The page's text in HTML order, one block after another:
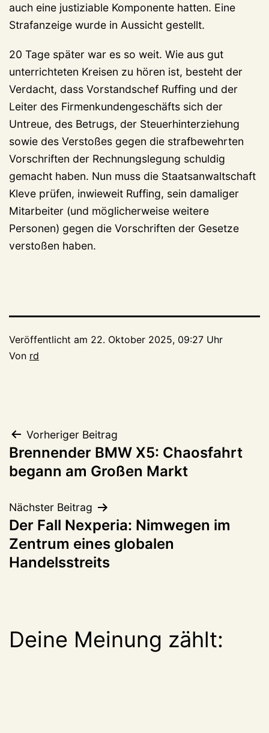
auch eine justiziable Komponente hatten. Eine
Strafanzeige wurde in Aussicht gestellt.
20 Tage später war es so weit. Wie aus gut
unterrichteten Kreisen zu hören ist, besteht der
Verdacht, dass Vorstandschef Ruffing und der
Leiter des Firmenkundengeschäfts sich der
Untreue, des Betrugs, der Steuerhinterziehung
sowie des Verstoßes gegen die strafbewehrten
Vorschriften der Rechnungslegung schuldig
gemacht haben. Nun muss die Staatsanwaltschaft
Kleve prüfen, inwieweit Ruffing, sein damaliger
Mitarbeiter (und möglicherweise weitere
Personen) gegen die Vorschriften der Gesetze
verstoßen haben.
Veröffentlicht am 22. Oktober 2025, 09:27 Uhr
Von rd
Beitragsnavigation
Vorheriger Beitrag
Brennender BMW X5: Chaosfahrt
begann am Großen Markt
Nächster Beitrag
Der Fall Nexperia: Nimwegen im
Zentrum eines globalen
Handelsstreits
Deine Meinung zählt: